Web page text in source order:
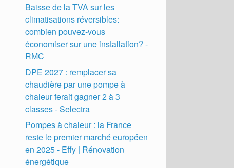
Baisse de la TVA sur les
climatisations réversibles:
combien pouvez-vous
économiser sur une installation? -
RMC
DPE 2027 : remplacer sa
chaudière par une pompe à
chaleur ferait gagner 2 à 3
classes - Selectra
Pompes à chaleur : la France
reste le premier marché européen
en 2025 - Effy | Rénovation
énergétique